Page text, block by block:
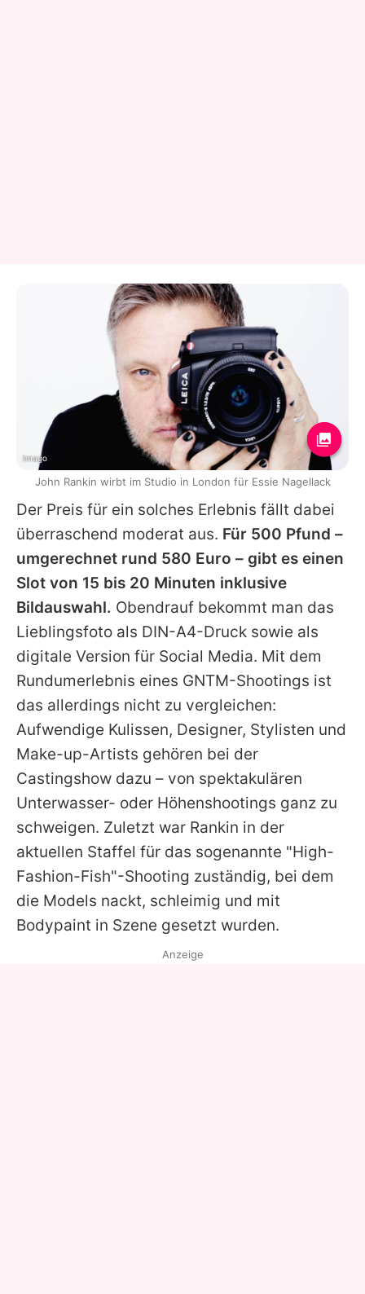
Der Preis für ein solches Erlebnis fällt dabei
überraschend moderat aus. Für 500 Pfund –
umgerechnet rund 580 Euro – gibt es einen
Slot von 15 bis 20 Minuten inklusive
Bildauswahl. Obendrauf bekommt man das
Lieblingsfoto als DIN-A4-Druck sowie als
digitale Version für Social Media. Mit dem
Rundumerlebnis eines GNTM-Shootings ist
das allerdings nicht zu vergleichen:
Aufwendige Kulissen, Designer, Stylisten und
Make-up-Artists gehören bei der
Castingshow dazu – von spektakulären
Unterwasser- oder Höhenshootings ganz zu
schweigen. Zuletzt war Rankin in der
aktuellen Staffel für das sogenannte "High-
Fashion-Fish"-Shooting zuständig, bei dem
die Models nackt, schleimig und mit
Bodypaint in Szene gesetzt wurden.
Imago
John Rankin wirbt im Studio in London für Essie Nagellack
Anzeige